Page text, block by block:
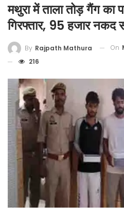
मथुरा में ताला तोड़ गैंग का
गिरफ्तार, 95 हजार नकद
By Rajpath Mathura On
216